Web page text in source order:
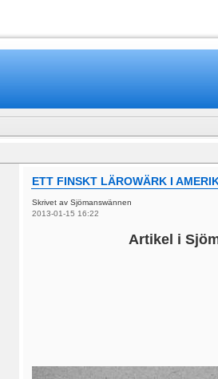
ETT FINSKT LÄROWÄRK I
Skrivet av Sjömanswännen
2013-01-15 16:22
Artikel i